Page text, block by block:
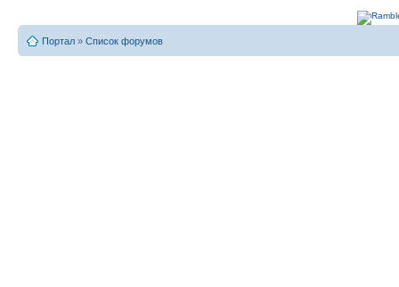
Портал » Список форумов